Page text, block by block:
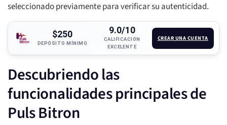
seleccionado previamente para verificar su autenticidad.
$250
DEPÓSITO MÍNIMO
9.0/10
CALIFICACIÓN
EXCELENTE
CREAR UNA CUENTA
Descubriendo las
funcionalidades principales de
Puls Bitron